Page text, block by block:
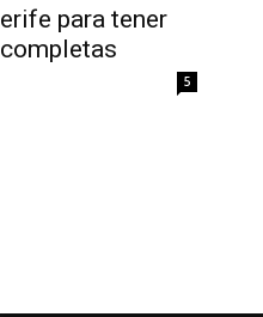
para tener
5